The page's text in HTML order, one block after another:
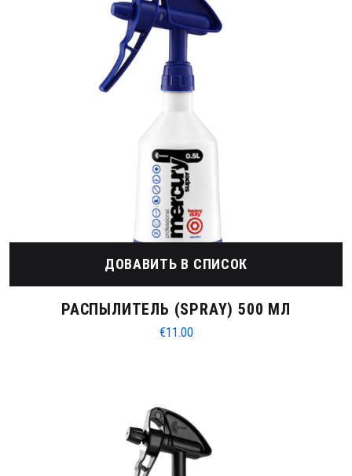
ДОВАВИТЬ В СПИСОК
РАСПЫЛИТЕЛЬ (SPRAY) 500 МЛ
€11.00